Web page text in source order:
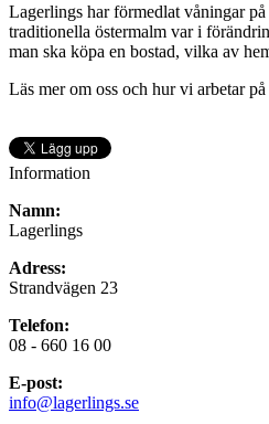
Lagerlings har förmedlat våningar
traditionella östermalm var i
man ska köpa en bostad, vilka av
Läs mer om oss och hur vi arbetar på
Information
Namn:
Lagerlings
Adress:
Strandvägen 23
Telefon:
08 - 660 16 00
E-post:
info@lagerlings.se